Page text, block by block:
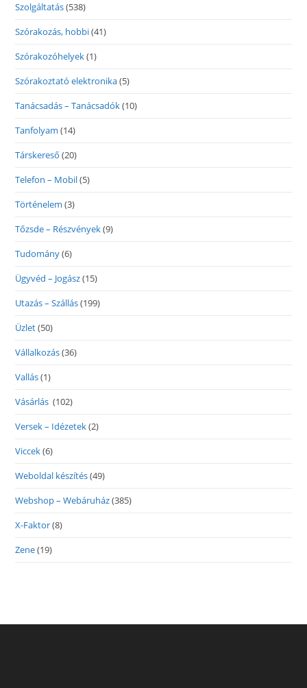
Szolgáltatás(538)
Szórakozás, hobbi(41)
Szórakozóhelyek(1)
Szórakoztató elektronika(5)
Tanácsadás – Tanácsadók(10)
Tanfolyam (14)
Társkereső (20)
Telefon – Mobil(5)
Történelem (3)
Tőzsde – Részvények(9)
Tudomány(6)
Ügyvéd – Jogász(15)
Utazás – Szállás(199)
Üzlet(50)
Vállalkozás(36)
Vallás(1)
Vásárlás (102)
Versek – Idézetek(2)
Viccek(6)
Weboldal készítés(49)
Webshop – Webáruház(385)
X-Faktor(8)
Zene(19)